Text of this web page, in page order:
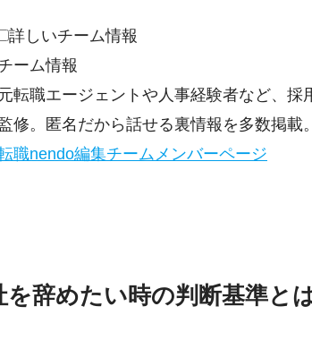
詳しいチーム情報
ーム情報
転職エージェントや人事経験者など、
修。匿名だから話せる裏情報を多数掲載。
職nendo編集チームメンバーページ
を辞めたい時の判断基準と